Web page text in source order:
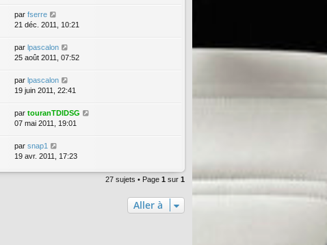
par fserre
21 déc. 2011, 10:21
par lpascalon
25 août 2011, 07:52
par lpascalon
19 juin 2011, 22:41
par touranTDIDSG
07 mai 2011, 19:01
par snap1
19 avr. 2011, 17:23
27 sujets • Page 1 sur 1
Aller à